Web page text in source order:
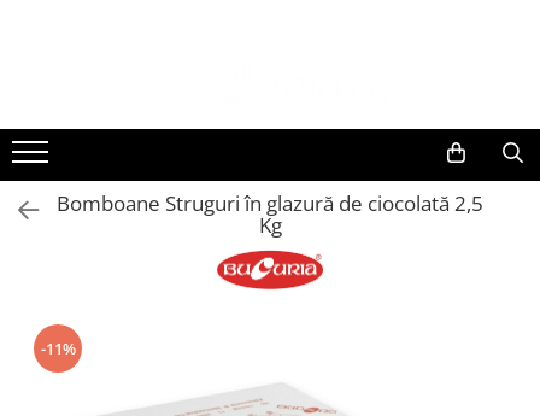
Bomboane Struguri în glazură de ciocolată 2,5
Kg
-11%